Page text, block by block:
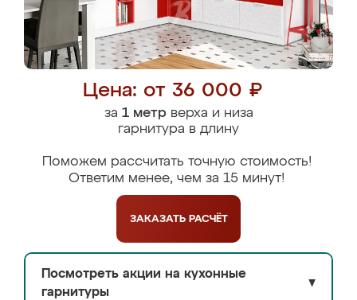
Цена: от 36 000 ₽
за 1 метрверха и низа
гарнитура в длину
Поможем рассчитать точную стоимость!
Ответим менее, чем за 15 минут!
ЗАКАЗАТЬ РАСЧЁТ
Посмотреть акции на кухонные
гарнитуры
▼